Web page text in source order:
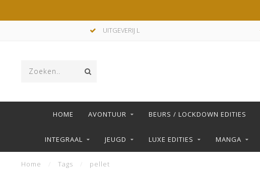
UITGEVERIJ L
HOME AVONTUUR BEURS / LOCKDOWN EDITIES
INTEGRAAL JEUGD LUXE EDITIES MANGA
Home Tags pellet